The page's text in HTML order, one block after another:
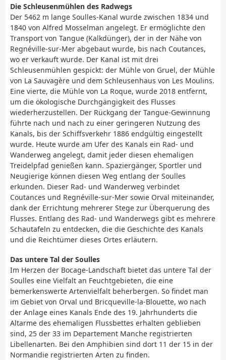
Die Schleusenmühlen des Radwegs
Der 5462 m lange Soulles-Kanal wurde zwischen 1834 und
1840 von Alfred Mosselman angelegt. Er ermöglichte den
Transport von Tangue (Kalkdünger), der in der Nähe von
Regnéville-sur-Mer abgebaut wurde, bis nach Coutances,
wo er verkauft wurde. Der Kanal ist mit drei
Schleusenmühlen gespickt: der Mühle von Gruel, der Mühle
von La Sauvagère und dem Schleusenhaus von Les Moulins.
Eine vierte, die Mühle von La Roque, wurde 2018 entfernt,
um die ökologische Durchgängigkeit des Flusses
wiederherzustellen. Der Rückgang der Tangue-Gewinnung
führte nach und nach zu einer geringeren Nutzung des
Kanals, bis der Schiffsverkehr 1886 endgültig eingestellt
wurde. Heute wurde am Ufer des Kanals ein Rad- und
Wanderweg angelegt, damit jeder diesen ehemaligen
Treidelpfad genießen kann. Spaziergänger, Sportler und
Neugierige können diesen Weg entlang der Soulles
erkunden. Dieser Rad- und Wanderweg verbindet
Coutances und Regnéville-sur-Mer sowie Orval miteinander,
dank der Errichtung mehrerer Stege zur Überquerung des
Flusses. Entlang des Rad- und Wanderwegs gibt es mehrere
Schautafeln zu entdecken, die die Geschichte des Kanals
und die Reichtümer dieses Ortes erläutern.
Das untere Tal der Soulles
Im Herzen der Bocage-Landschaft bietet das untere Tal der
Soulles eine Vielfalt an Feuchtgebieten, die eine
bemerkenswerte Artenvielfalt beherbergen. So findet man
im Gebiet von Orval und Bricqueville-la-Blouette, wo nach
der Anlage eines Kanals Ende des 19. Jahrhunderts die
Altarme des ehemaligen Flussbettes erhalten geblieben
sind, 25 der 33 im Departement Manche registrierten
Libellenarten. Bei den Amphibien sind dort 11 der 15 in der
Normandie registrierten Arten zu finden.